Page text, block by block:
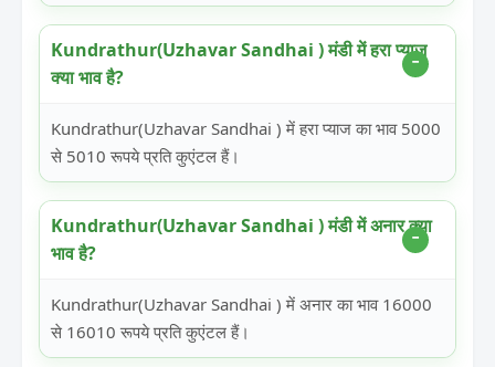
Kundrathur(Uzhavar Sandhai ) मंडी में हरा प्याज
क्या भाव है?
Kundrathur(Uzhavar Sandhai ) में हरा प्याज का भाव 5000
से 5010 रूपये प्रति कुएंटल हैं।
Kundrathur(Uzhavar Sandhai ) मंडी में अनार क्या
भाव है?
Kundrathur(Uzhavar Sandhai ) में अनार का भाव 16000
से 16010 रूपये प्रति कुएंटल हैं।